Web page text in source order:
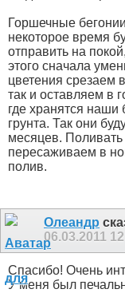
Горшечные
некоторое время
отправить на
этого сначала
цветения срезаем
так и оставляем в
где хранятся наши
грунта. Так они
месяцев.
пересаживаем в
полив.
Олеандр
06.03.2011
Спасибо! Очень
У меня был